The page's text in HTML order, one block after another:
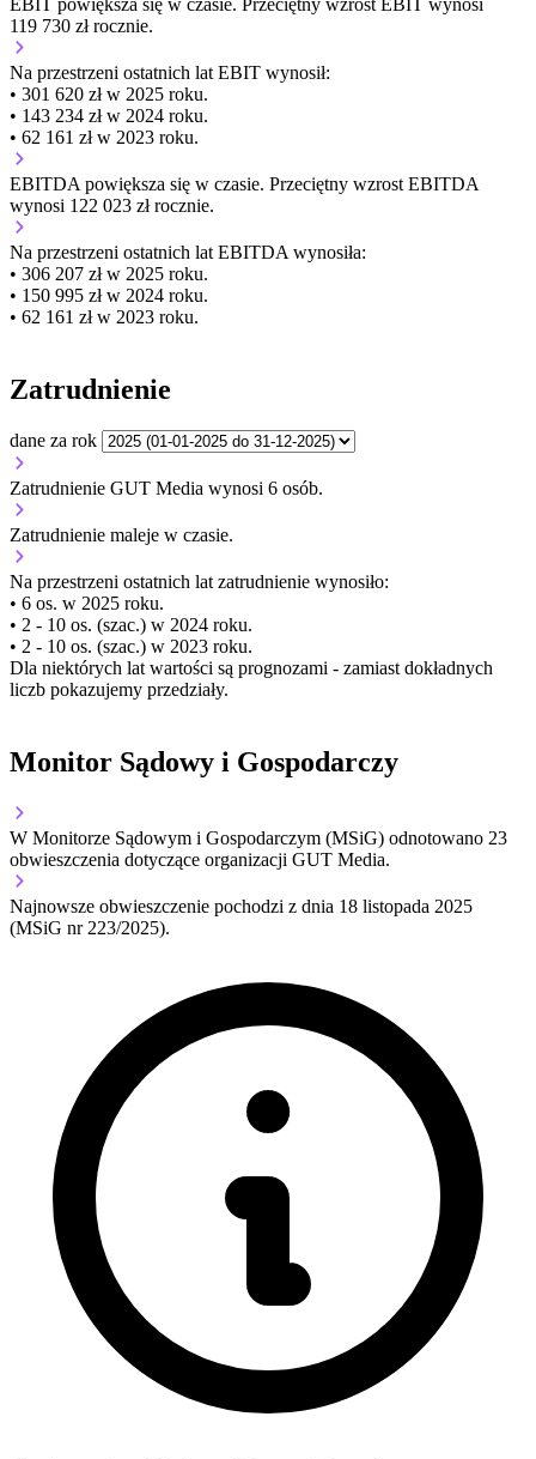
119 730 zł rocznie.
Na przestrzeni ostatnich lat EBIT wynosił:
• 301 620 zł w 2025 roku.
• 143 234 zł w 2024 roku.
• 62 161 zł w 2023 roku.
EBITDA powiększa się w czasie. Przeciętny wzrost EBITDA
wynosi 122 023 zł rocznie.
Na przestrzeni ostatnich lat EBITDA wynosiła:
• 306 207 zł w 2025 roku.
• 150 995 zł w 2024 roku.
• 62 161 zł w 2023 roku.
Zatrudnienie
dane za rok
Zatrudnienie GUT Media wynosi 6 osób.
Zatrudnienie maleje w czasie.
Na przestrzeni ostatnich lat zatrudnienie wynosiło:
• 6 os. w 2025 roku.
• 2 - 10 os. (szac.) w 2024 roku.
• 2 - 10 os. (szac.) w 2023 roku.
Dla niektórych lat wartości są prognozami - zamiast dokładnych
liczb pokazujemy przedziały.
Monitor Sądowy i Gospodarczy
W Monitorze Sądowym i Gospodarczym (MSiG) odnotowano 23
obwieszczenia dotyczące organizacji GUT Media.
Najnowsze obwieszczenie pochodzi z dnia 18 listopada 2025
(MSiG nr 223/2025).